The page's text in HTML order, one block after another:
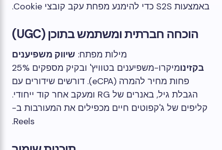
באמצעות S2S כדי להימנע מפחת עקב קובצי Cookie.
הוכחה חברתית ומשתמש בתוכן (UGC)
מילות מפתח: שיווק משפיענים
בקזינו
מיקרו-משפיענים בטוויץ' ובקיק מספקים 25%
פחות מחיר להמרה (eCPA). דורשים שידורים עם
הגבלת גיל, באנרים של RG ומעקב אחר קוד ייחודי.
קליפים של ג'קפוטים חיים מכפילים את המעורבות ב-
Reels.